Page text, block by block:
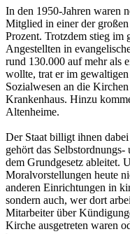
In den 1950-Jahren waren
Mitglied in einer der
Prozent. Trotzdem stieg im
Angestellten in
rund 130.000 auf mehr als
wollte, trat er im
Sozialwesen an die
Krankenhaus. Hinzu
Altenheime.
Der Staat billigt ihnen
gehört das
dem Grundgesetz ableitet.
Moralvorstellungen heute
anderen Einrichtungen in
sondern auch, wer dort
Mitarbeiter über
Kirche ausgetreten waren